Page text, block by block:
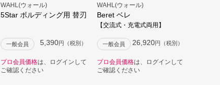
WAHL(ウォール)
5Star ボルディング用 替刃
一般会員 5,390円（税別）
プロ会員価格は、ログインして
ご確認ください
WAHL(ウォール)
Beret ベレ
【交流式・充電式両用】
一般会員 26,920円（税別）
プロ会員価格は、ログインして
ご確認ください